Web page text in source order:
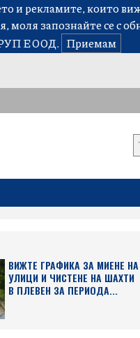
и рекламите, които
моля запознайте се с
ЕООД. Приемам
ВИЖТЕ ГРАФИКА ЗА МИЕНЕ НА
УЛИЦИ И ЧИСТЕНЕ НА ШАХТИ
В ПЛЕВЕН ЗА ПЕРИОДА...